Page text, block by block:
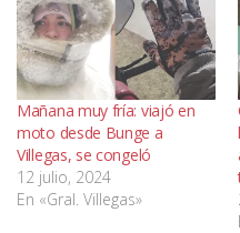
Mañana muy fría: viajó en
moto desde Bunge a
Villegas, se congeló
12 julio, 2024
En «Gral. Villegas»